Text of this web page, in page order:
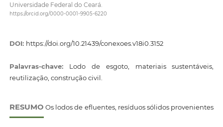
Universidade Federal do Ceará.
https://orcid.org/0000-0001-9905-6220
DOI: https://doi.org/10.21439/conexoes.v18i0.3152
Palavras-chave: Lodo de esgoto, materiais sustentáveis,
reutilização, construção civil.
RESUMO Os lodos de efluentes, resíduos sólidos provenientes